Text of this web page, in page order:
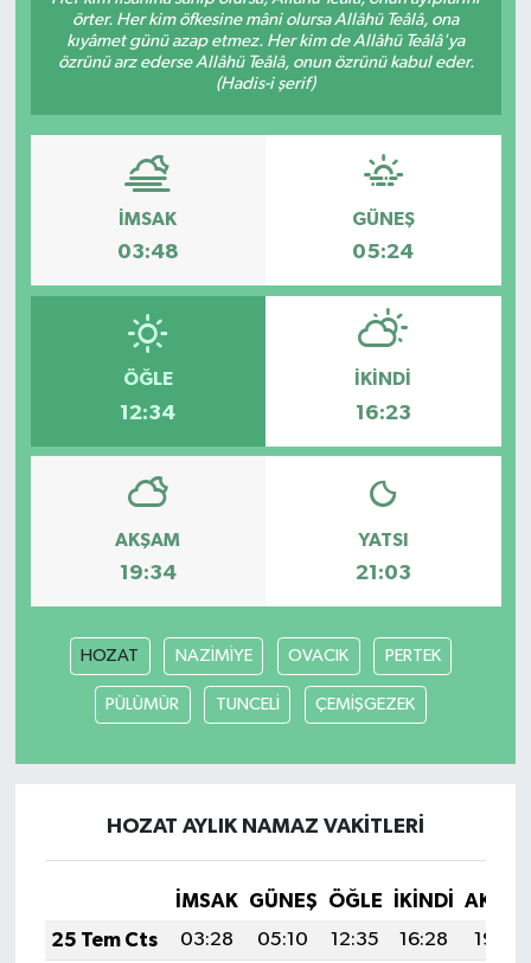
örter. Her kim öfkesine mâni olursa Allâhü Teâlâ, ona
kıyâmet günü azap etmez. Her kim de Allâhü Teâlâ'ya
özrünü arz ederse Allâhü Teâlâ, onun özrünü kabul eder.
(Hadis-i şerif)
İMSAK
03:48
GÜNEŞ
05:24
ÖĞLE
12:34
İKINDI
16:23
AKŞAM
19:34
YATSI
21:03
HOZAT NAZİMİYE OVACIK PERTEK
PÜLÜMÜR TUNCELİ ÇEMİŞGEZEK
HOZAT AYLIK NAMAZ VAKITLERI
İMSAK GÜNEŞ ÖĞLE İKINDI
25 Tem Cts
03:28 05:10 12:35 16:28
19:49